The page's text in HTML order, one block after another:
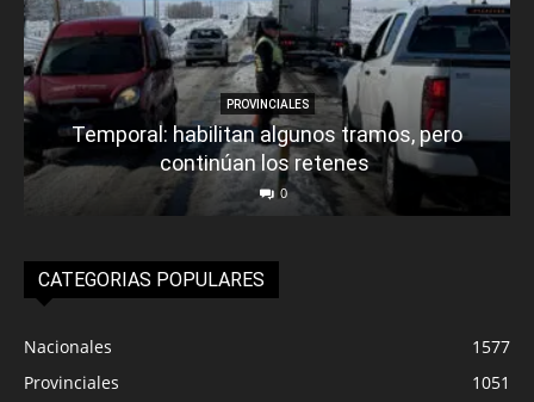
PROVINCIALES
Temporal: habilitan algunos tramos, pero
continúan los retenes
0
CATEGORIAS POPULARES
Nacionales
1577
Provinciales
1051